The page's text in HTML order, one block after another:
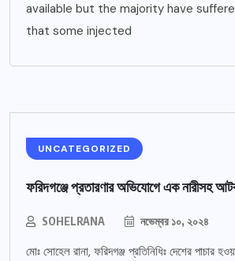
available but the majority have
that some injected
UNCATEGORIZED
ফরিদগঞ্জে প্রতারণার অভিযোগে এক নারীসহ
SOHELRANA নভেম্বর ১০, ২০২৪
মোঃ সোহেল রানা, ফরিদগঞ্জ প্রতিনিধিঃ দেশের পাচার